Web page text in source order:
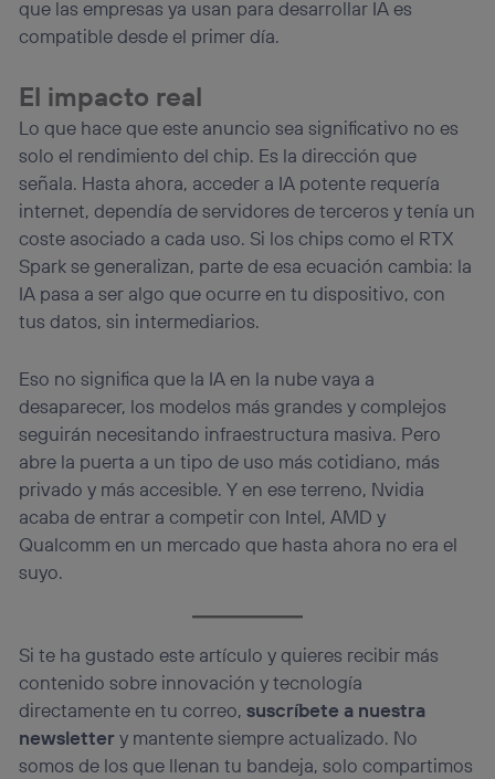
que las empresas ya usan para desarrollar IA es
compatible desde el primer día.
El impacto real
Lo que hace que este anuncio sea significativo no es
solo el rendimiento del chip. Es la dirección que
señala. Hasta ahora, acceder a IA potente requería
internet, dependía de servidores de terceros y tenía un
coste asociado a cada uso. Si los chips como el RTX
Spark se generalizan, parte de esa ecuación cambia: la
IA pasa a ser algo que ocurre en tu dispositivo, con
tus datos, sin intermediarios.
Eso no significa que la IA en la nube vaya a
desaparecer, los modelos más grandes y complejos
seguirán necesitando infraestructura masiva. Pero
abre la puerta a un tipo de uso más cotidiano, más
privado y más accesible. Y en ese terreno, Nvidia
acaba de entrar a competir con Intel, AMD y
Qualcomm en un mercado que hasta ahora no era el
suyo.
Si te ha gustado este artículo y quieres recibir más
contenido sobre innovación y tecnología
directamente en tu correo,suscríbete a nuestra
newslettery mantente siempre actualizado. No
somos de los que llenan tu bandeja, solo compartimos